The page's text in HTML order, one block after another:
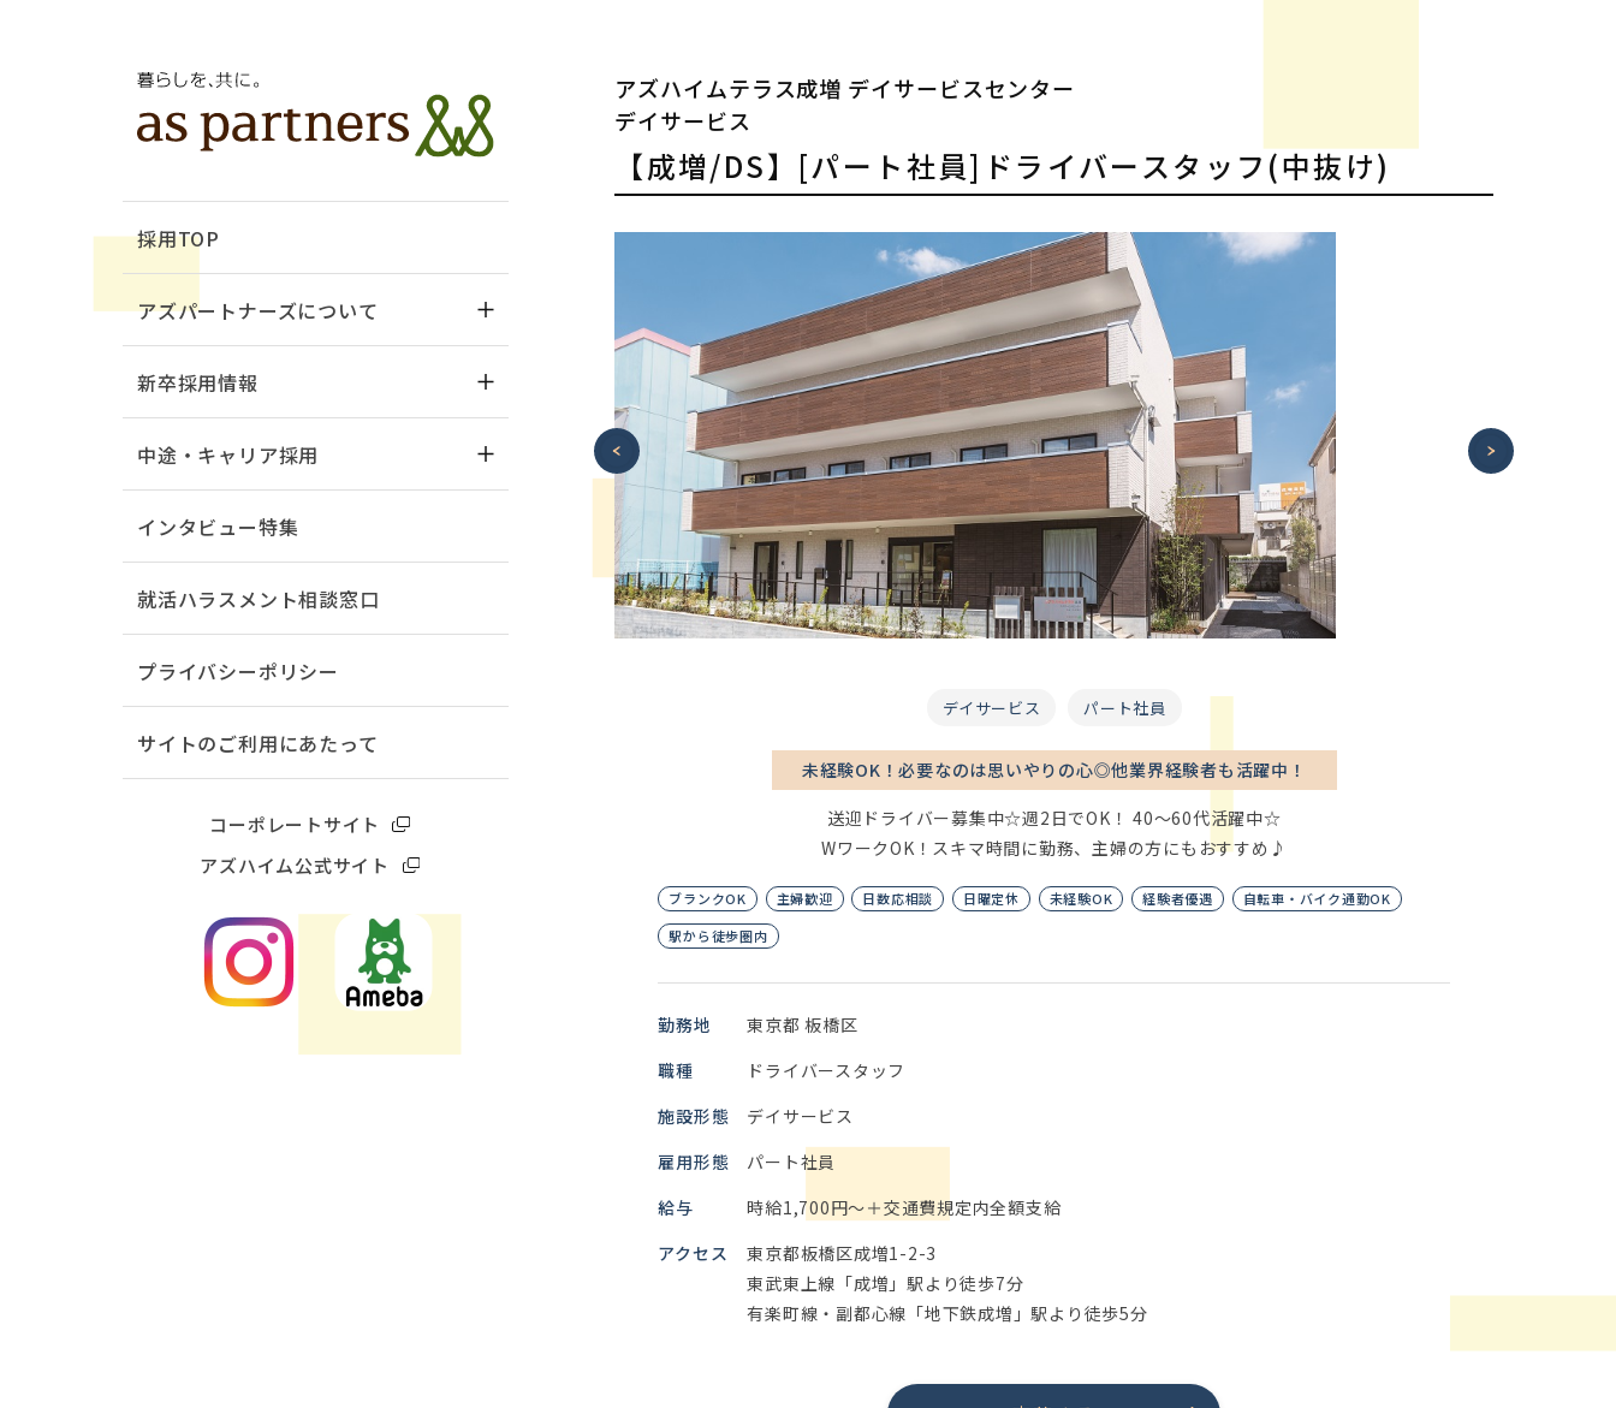
アズハイムテラス成増 デイサービスセンター
デイサービス
【成増/DS】[パート社員]ドライバースタッフ(中抜け)
デイサービス パート社員
未経験OK！必要なのは思いやりの心◎他業界経験者も活躍中！
送迎ドライバー募集中☆週2日でOK！ 40～60代活躍中☆
WワークOK！スキマ時間に勤務、主婦の方にもおすすめ♪
ブランクOK 主婦歓迎 日数応相談 日曜定休 未経験OK 経験者優遇
自転車・バイク通勤OK
駅から徒歩圏内
勤務地
東京都 板橋区
職種
ドライバースタッフ
施設形態
デイサービス
雇用形態
パート社員
給与
時給1,700円～＋交通費規定内全額支給
アクセス
東京都板橋区成増1-2-3
東武東上線「成増」駅より徒歩7分
有楽町線・副都心線「地下鉄成増」駅より徒歩5分
採用TOP
アズパートナーズについて
新卒採用情報
中途・キャリア採用
インタビュー特集
就活ハラスメント相談窓口
プライバシーポリシー
サイトのご利用にあたって
コーポレートサイト
アズハイム公式サイト